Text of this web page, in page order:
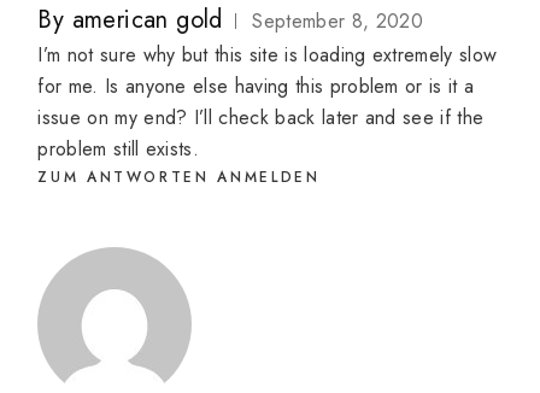
By american gold
September 8, 2020
I’m not sure why but this site is loading extremely slow
for me. Is anyone else having this problem or is it a
issue on my end? I’ll check back later and see if the
problem still exists.
ZUM ANTWORTEN ANMELDEN